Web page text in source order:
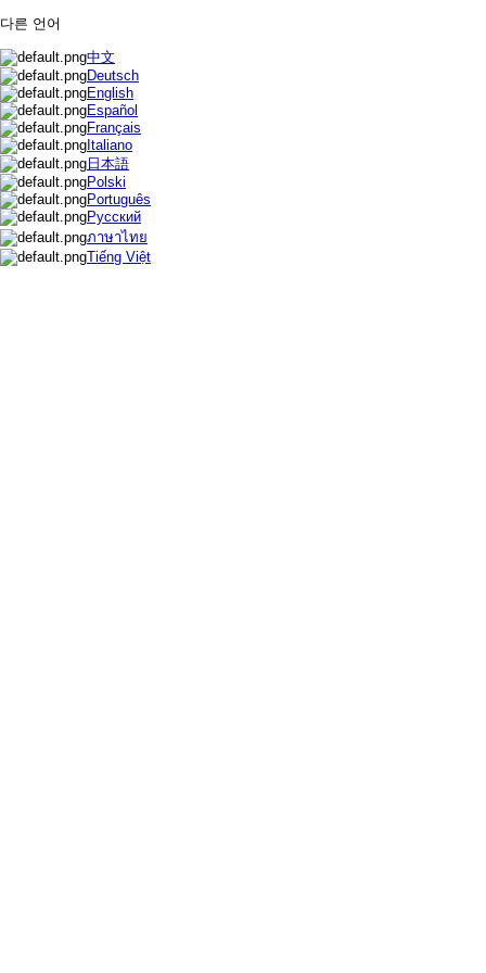
다른 언어
中文
Deutsch
English
Español
Français
Italiano
日本語
Polski
Português
Русский
ภาษาไทย
Tiếng Việt